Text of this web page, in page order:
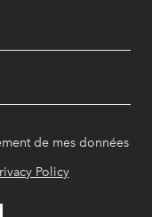
de mes données
Policy